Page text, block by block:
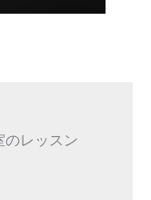
のレッスン